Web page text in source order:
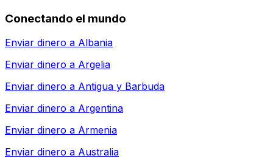
Conectando el mundo
Enviar dinero a Albania
Enviar dinero a Argelia
Enviar dinero a Antigua y Barbuda
Enviar dinero a Argentina
Enviar dinero a Armenia
Enviar dinero a Australia